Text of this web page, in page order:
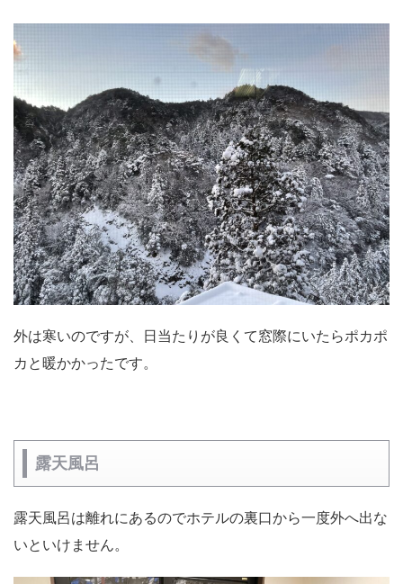
外は寒いのですが、日当たりが良くて窓際にいたらポカポ
カと暖かかったです。
露天風呂
露天風呂は離れにあるのでホテルの裏口から一度外へ出な
いといけません。